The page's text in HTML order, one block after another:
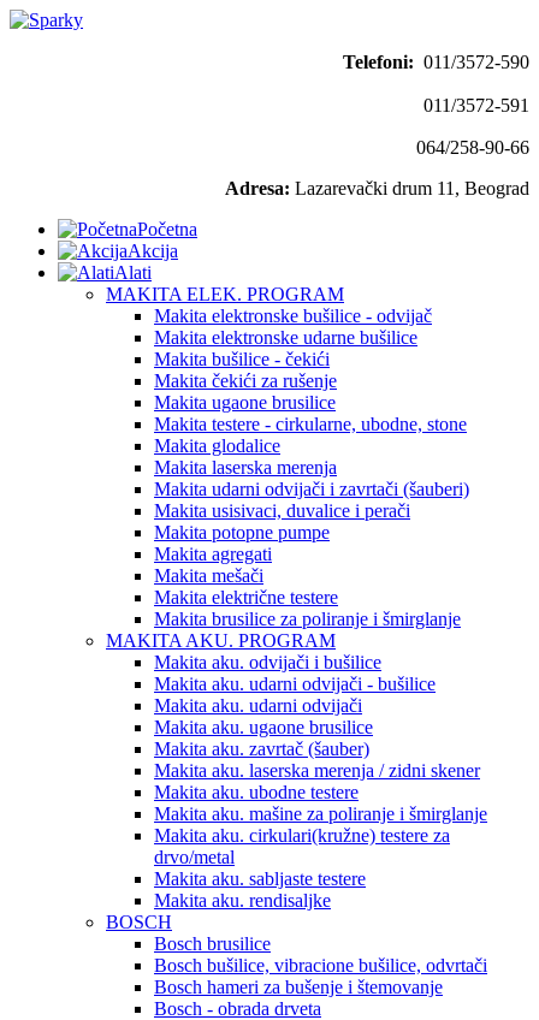
Telefoni: 011/3572-590
011/3572-591
064/258-90-66
Adresa: Lazarevački drum 11, Beograd
Početna
Akcija
Alati
MAKITA ELEK. PROGRAM
Makita elektronske bušilice - odvijač
Makita elektronske udarne bušilice
Makita bušilice - čekići
Makita čekići za rušenje
Makita ugaone brusilice
Makita testere - cirkularne, ubodne, stone
Makita glodalice
Makita laserska merenja
Makita udarni odvijači i zavrtači (šauberi)
Makita usisivaci, duvalice i perači
Makita potopne pumpe
Makita agregati
Makita mešači
Makita električne testere
Makita brusilice za poliranje i šmirglanje
MAKITA AKU. PROGRAM
Makita aku. odvijači i bušilice
Makita aku. udarni odvijači - bušilice
Makita aku. udarni odvijači
Makita aku. ugaone brusilice
Makita aku. zavrtač (šauber)
Makita aku. laserska merenja / zidni skener
Makita aku. ubodne testere
Makita aku. mašine za poliranje i šmirglanje
Makita aku. cirkulari(kružne) testere za
drvo/metal
Makita aku. sabljaste testere
Makita aku. rendisaljke
BOSCH
Bosch brusilice
Bosch bušilice, vibracione bušilice, odvrtači
Bosch hameri za bušenje i štemovanje
Bosch - obrada drveta